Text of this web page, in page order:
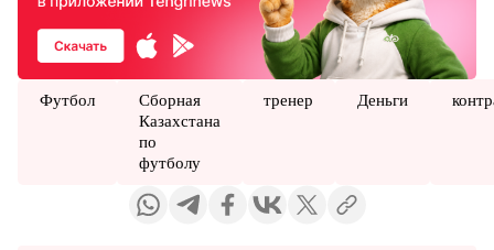
Футбол
Сборная
Казахстана
по
футболу
тренер Деньги